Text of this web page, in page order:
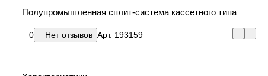
Полупромышленная сплит-система кассетного типа
0 Нет отзывов Арт. 193159